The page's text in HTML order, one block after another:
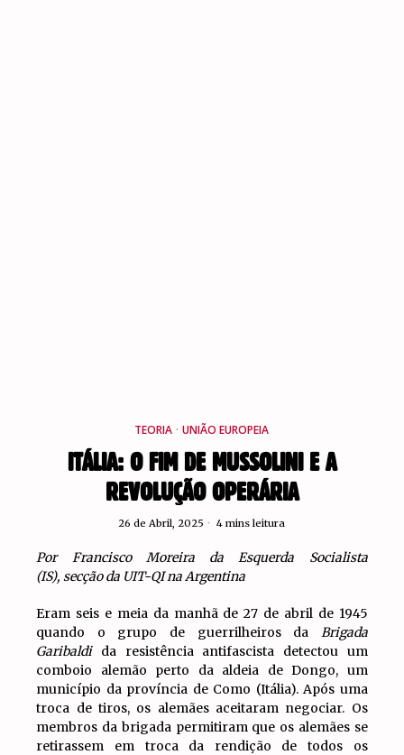
TEORIA · UNIÃO EUROPEIA
ITÁLIA: O FIM DE MUSSOLINI E A
REVOLUÇÃO OPERÁRIA
26 de Abril, 2025 4 mins leitura
Por Francisco Moreira da Esquerda Socialista
(IS), secção da UIT-QI na Argentina
Eram seis e meia da manhã de 27 de abril de 1945
quando o grupo de guerrilheiros da
Brigada
Garibaldi da resistência antifascista detectou um
comboio alemão perto da aldeia de Dongo, um
município da província de Como (Itália). Após uma
troca de tiros, os alemães aceitaram negociar. Os
membros da brigada permitiram que os alemães se
retirassem em troca da rendição de todos os